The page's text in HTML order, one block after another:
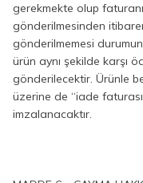
gerekmekte olup
gönderilmesinden
gönderilmemesi
ürün aynı şekilde karşı
gönderilecektir. Ürünle
üzerine de “iade
imzalanacaktır.